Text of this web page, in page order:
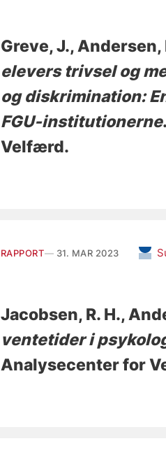
Greve, J., Andersen,
elevers trivsel og
og diskrimination:
FGU-institutionerne
Velfærd.
RAPPORT 31. MAR 2023
Jacobsen, R. H.,
ventetider i
Analysecenter for